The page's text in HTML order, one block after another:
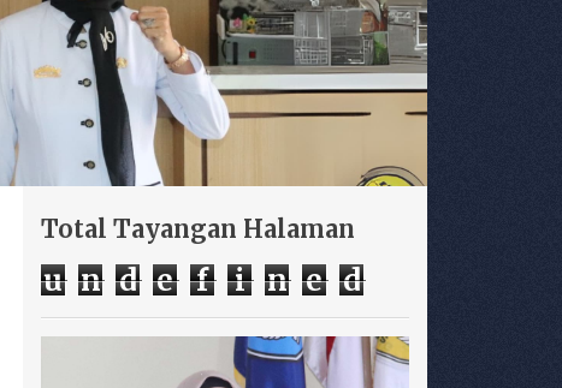
Total Tayangan Halaman
u n d e f i n e d